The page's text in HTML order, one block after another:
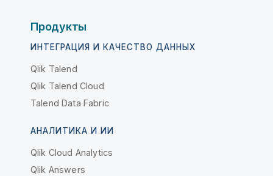
Продукты
ИНТЕГРАЦИЯ И КАЧЕСТВО ДАННЫХ
Qlik Talend
Qlik Talend Cloud
Talend Data Fabric
АНАЛИТИКА И ИИ
Qlik Cloud Analytics
Qlik Answers